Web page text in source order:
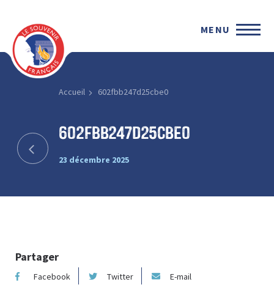
MENU
Accueil 602fbb247d25cbe0
602fbb247d25cbe0
23 décembre 2025
Partager
Facebook Twitter E-mail